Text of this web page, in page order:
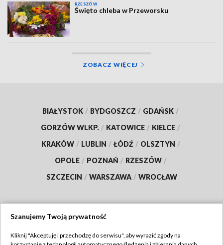
RZESZÓW
Święto chleba w Przeworsku
ZOBACZ WIĘCEJ
BIAŁYSTOK / BYDGOSZCZ / GDAŃSK /
GORZÓW WLKP. / KATOWICE / KIELCE /
KRAKÓW / LUBLIN / ŁÓDŹ / OLSZTYN /
OPOLE / POZNAŃ / RZESZÓW /
SZCZECIN / WARSZAWA / WROCŁAW
Szanujemy Twoją prywatność
Kliknij "Akceptuję i przechodzę do serwisu", aby wyrazić zgody na